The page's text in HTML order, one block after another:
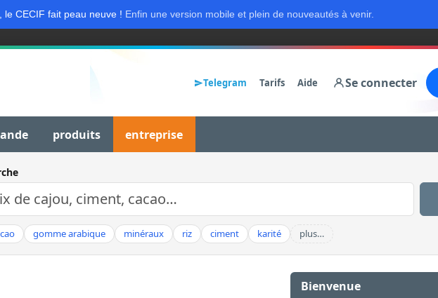
le CECIF fait peau neuve ! Enfin une version mobile et plein de nouveautés à venir.
Telegram Tarifs Aide Se connecter
produits entreprise
gomme arabique minéraux riz ciment karité plus…
Bienvenue